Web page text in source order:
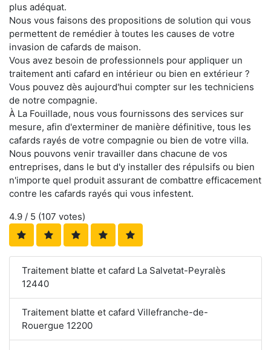
plus adéquat.
Nous vous faisons des propositions de solution qui vous
permettent de remédier à toutes les causes de votre
invasion de cafards de maison.
Vous avez besoin de professionnels pour appliquer un
traitement anti cafard en intérieur ou bien en extérieur ?
Vous pouvez dès aujourd'hui compter sur les techniciens
de notre compagnie.
À La Fouillade, nous vous fournissons des services sur
mesure, afin d'exterminer de manière définitive, tous les
cafards rayés de votre compagnie ou bien de votre villa.
Nous pouvons venir travailler dans chacune de vos
entreprises, dans le but d'y installer des répulsifs ou bien
n'importe quel produit assurant de combattre efficacement
contre les cafards rayés qui vous infestent.
4.9 / 5 (107 votes)
Traitement blatte et cafard La Salvetat-Peyralès
12440
Traitement blatte et cafard Villefranche-de-
Rouergue 12200